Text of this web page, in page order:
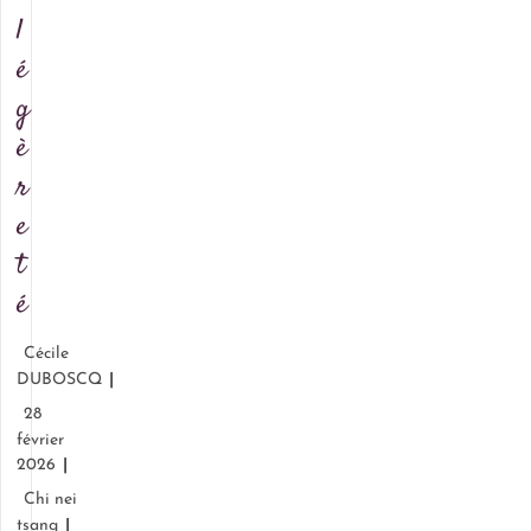
l
é
g
è
r
e
t
é
Cécile
DUBOSCQ
28
février
2026
Chi nei
tsang